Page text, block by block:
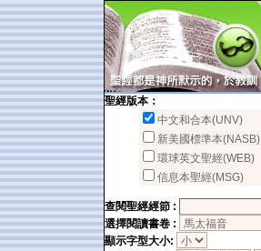
聖經版本：
中文和合本(UNV)
新美國標準本(NASB)
環球英文聖經(WEB)
信息本聖經(MSG)
查閱聖經經節 :
選擇閱讀書卷 :
顯示字型大小: